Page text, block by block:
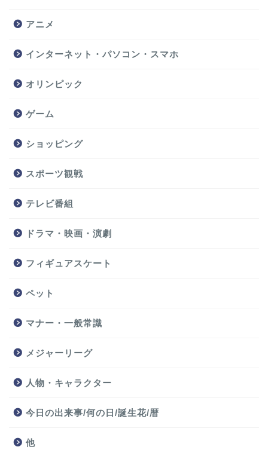
アニメ
インターネット・パソコン・スマホ
オリンピック
ゲーム
ショッピング
スポーツ観戦
テレビ番組
ドラマ・映画・演劇
フィギュアスケート
ペット
マナー・一般常識
メジャーリーグ
人物・キャラクター
今日の出来事/何の日/誕生花/暦
他